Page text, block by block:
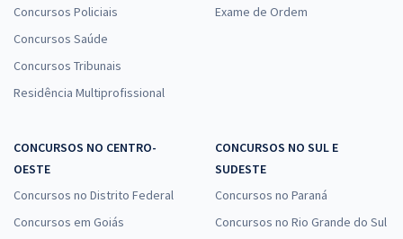
Concursos Policiais
Concursos Saúde
Concursos Tribunais
Residência Multiprofissional
Exame de Ordem
CONCURSOS NO CENTRO-
OESTE
Concursos no Distrito Federal
Concursos em Goiás
CONCURSOS NO SUL E
SUDESTE
Concursos no Paraná
Concursos no Rio Grande do Sul